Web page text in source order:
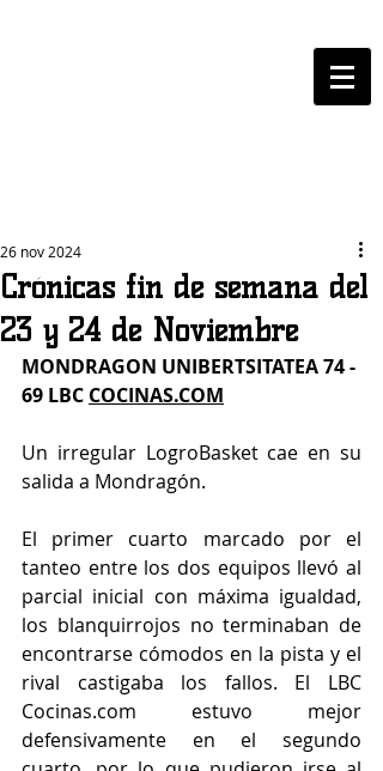
Crónicas fin de semana del
23 y 24 de Noviembre
26 nov 2024
MONDRAGON UNIBERTSITATEA 74 -
69 LBC COCINAS.COM
Un irregular LogroBasket cae en su
salida a Mondragón.
El primer cuarto marcado por el
tanteo entre los dos equipos llevó al
parcial inicial con máxima igualdad,
los blanquirrojos no terminaban de
encontrarse cómodos en la pista y el
rival castigaba los fallos. El LBC
Cocinas.com estuvo mejor
defensivamente en el segundo